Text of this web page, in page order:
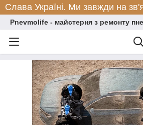
Слава Україні. Ми завжди на
Pnevmolife - майстерня з ремонту